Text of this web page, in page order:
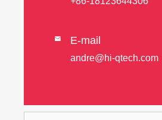
 E-mail
andre@hi-qtech.com